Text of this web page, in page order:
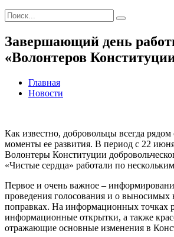
Завершающий день
«Волонтеров
Главная
Новости
Как известно, добровольцы всегда
моменты ее развития. В период с 22
Волонтеры Конституции
«Чистые сердца» работали по
Первое и очень важное –
проведения голосования и о выносимых
поправках. На информационных точках
информационные открытки, а также
отражающие основные изменения в